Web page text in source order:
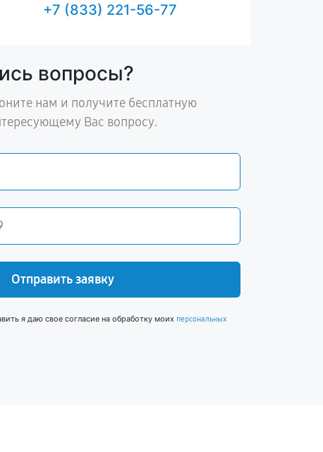
+7 (833) 221-56-77
вопросы?
нам и получите бесплатную
Вас вопросу.
Отправить заявку
я даю свое согласие на обработку моих персональных